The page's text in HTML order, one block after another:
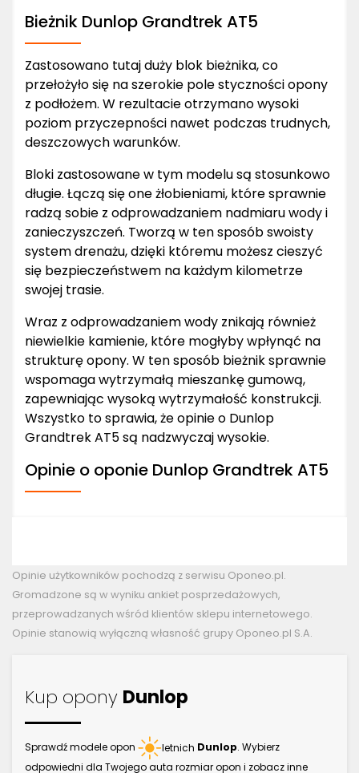
Bieżnik Dunlop Grandtrek AT5
Zastosowano tutaj duży blok bieżnika, co
przełożyło się na szerokie pole styczności opony
z podłożem. W rezultacie otrzymano wysoki
poziom przyczepności nawet podczas trudnych,
deszczowych warunków.
Bloki zastosowane w tym modelu są stosunkowo
długie. Łączą się one żłobieniami, które sprawnie
radzą sobie z odprowadzaniem nadmiaru wody i
zanieczyszczeń. Tworzą w ten sposób swoisty
system drenażu, dzięki któremu możesz cieszyć
się bezpieczeństwem na każdym kilometrze
swojej trasie.
Wraz z odprowadzaniem wody znikają również
niewielkie kamienie, które mogłyby wpłynąć na
strukturę opony. W ten sposób bieżnik sprawnie
wspomaga wytrzymałą mieszankę gumową,
zapewniając wysoką wytrzymałość konstrukcji.
Wszystko to sprawia, że opinie o Dunlop
Grandtrek AT5 są nadzwyczaj wysokie.
Opinie o oponie Dunlop Grandtrek AT5
Opinie użytkowników pochodzą z serwisu Oponeo.pl.
Gromadzone są w wyniku ankiet posprzedażowych,
przeprowadzanych wśród klientów sklepu internetowego.
Opinie stanowią wyłączną własność grupy Oponeo.pl S.A.
Kup opony Dunlop
Sprawdź modele opon letnich Dunlop. Wybierz
odpowiedni dla Twojego auta rozmiar opon i zobacz inne